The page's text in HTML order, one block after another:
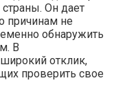
Он дает
причинам не
обнаружить
В
отклик,
проверить свое